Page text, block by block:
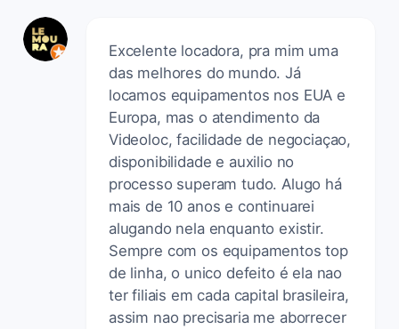
Excelente locadora, pra mim uma
das melhores do mundo. Já
locamos equipamentos nos EUA e
Europa, mas o atendimento da
Videoloc, facilidade de negociaçao,
disponibilidade e auxilio no
processo superam tudo. Alugo há
mais de 10 anos e continuarei
alugando nela enquanto existir.
Sempre com os equipamentos top
de linha, o unico defeito é ela nao
ter filiais em cada capital brasileira,
assim nao precisaria me aborrecer